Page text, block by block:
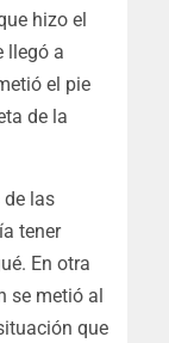
hizo el
llegó a
el pie
de la
de las
tener
En otra
se metió al
que